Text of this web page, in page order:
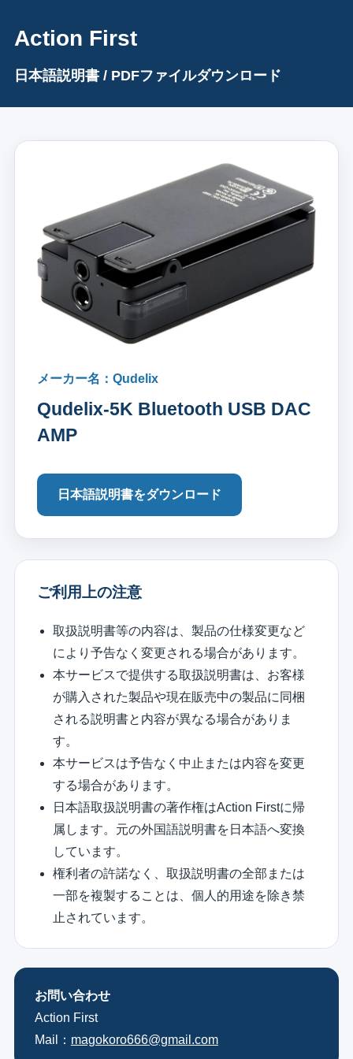
Action First
日本語説明書 / PDFファイルダウンロード
メーカー名：Qudelix
Qudelix-5K Bluetooth USB DAC
AMP
日本語説明書をダウンロード
ご利用上の注意
取扱説明書等の内容は、製品の仕様変更など
により予告なく変更される場合があります。
本サービスで提供する取扱説明書は、お客様
が購入された製品や現在販売中の製品に同梱
される説明書と内容が異なる場合がありま
す。
本サービスは予告なく中止または内容を変更
する場合があります。
日本語取扱説明書の著作権はAction Firstに帰
属します。元の外国語説明書を日本語へ変換
しています。
権利者の許諾なく、取扱説明書の全部または
一部を複製することは、個人的用途を除き禁
止されています。
お問い合わせ
Action First
Mail： magokoro666@gmail.com